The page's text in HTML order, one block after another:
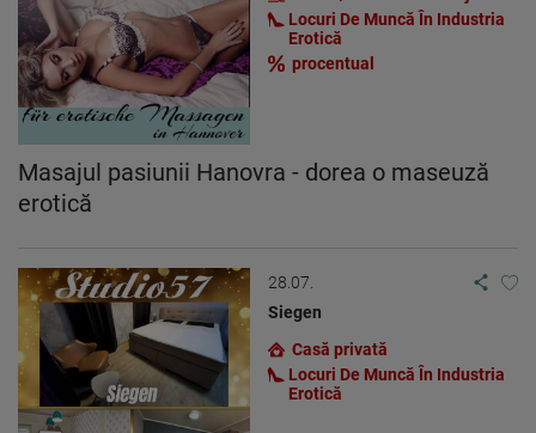
Locuri De Muncă În Industria
Erotică
procentual
Masajul pasiunii Hanovra - dorea o maseuză
erotică
28.07.
Siegen
Casă privată
Locuri De Muncă În Industria
Erotică